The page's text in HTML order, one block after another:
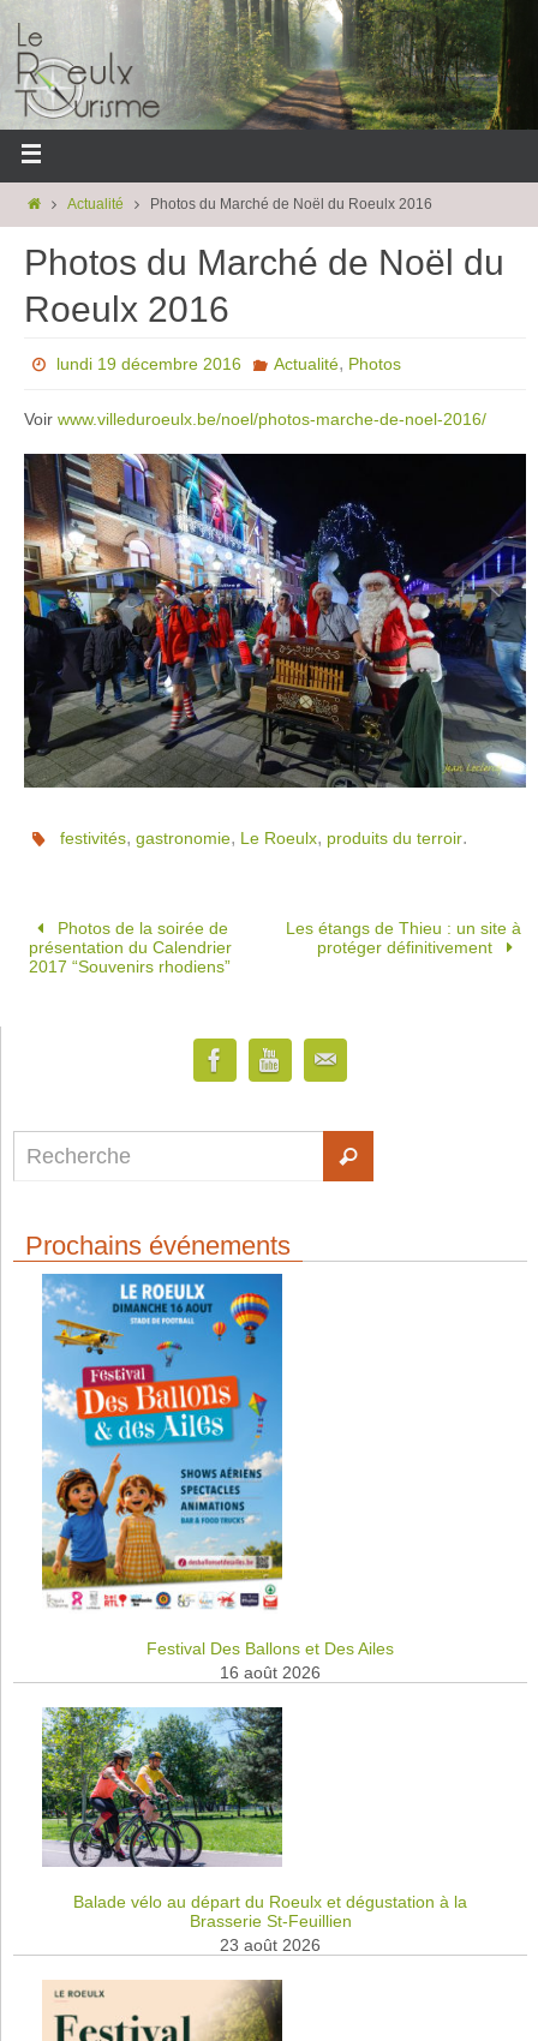
Actualité Photos du Marché de Noël du Roeulx 2016
Photos du Marché de Noël du
Roeulx 2016
lundi 19 décembre 2016 Actualité, Photos
Voir www.villeduroeulx.be/noel/photos-marche-de-noel-2016/
festivités,gastronomie, Le Roeulx, produits du terroir.
Photos de la soirée de
présentation du Calendrier
2017 “Souvenirs rhodiens”
Les étangs de Thieu : un site à
protéger définitivement
Prochains événements
Festival Des Ballons et Des Ailes
16 août 2026
Balade vélo au départ du Roeulx et dégustation à la
Brasserie St-Feuillien
23 août 2026